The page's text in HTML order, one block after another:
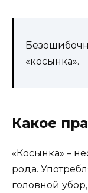
«косынка».
Какое
«Косынка» –
рода.
головной